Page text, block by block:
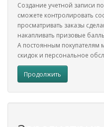
Создание учетной записи
сможете контролировать
просматривать заказы
накапливать призовые
А постоянным покупателям
скидок и персональное
Продолжить